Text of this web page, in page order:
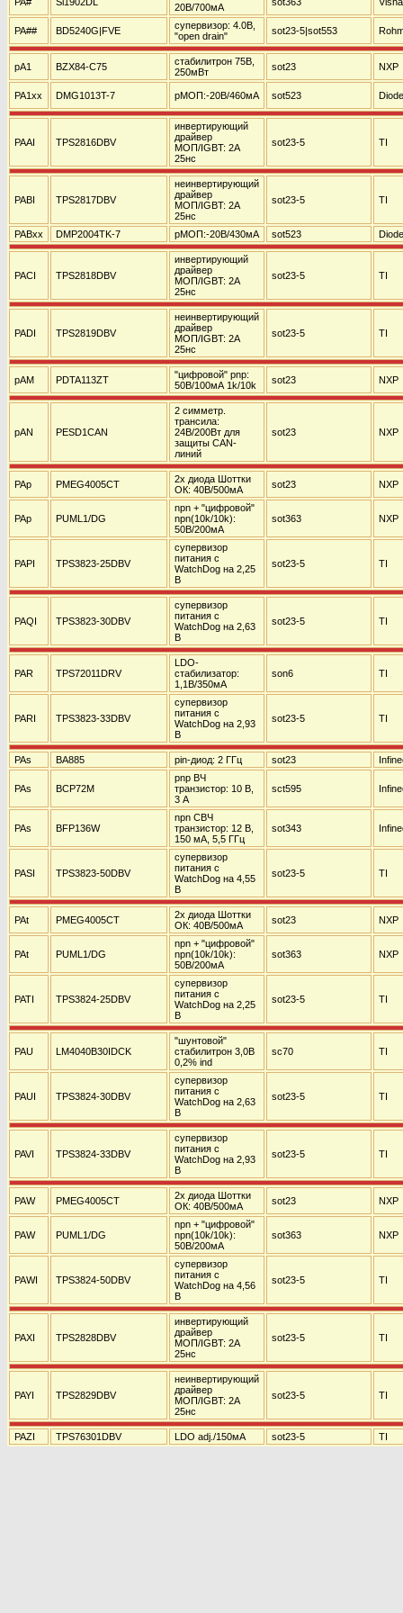
20В/700мА
PA## BD5240G|FVE
супервизор: 4.0В,
"open drain"
sot23-5|sot553
pA1 BZX84-C75
стабилитрон 75В,
250мВт
sot23 NXP
PA1xx DMG1013T-7 pМОП:-20В/460мА sot523
PAAI TPS2816DBV
инвертирующий
драйвер
МОП/IGBT: 2А
25нс
sot23-5 TI
PABI TPS2817DBV
неинвертирующий
драйвер
МОП/IGBT: 2А
25нс
sot23-5 TI
PABxx DMP2004TK-7 pМОП:-20В/430мА sot523
PACI TPS2818DBV
инвертирующий
драйвер
МОП/IGBT: 2А
25нс
sot23-5 TI
PADI TPS2819DBV
неинвертирующий
драйвер
МОП/IGBT: 2А
25нс
sot23-5 TI
pAM PDTA113ZT
"цифровой" pnp:
50В/100мА 1k/10k
sot23 NXP
pAN PESD1CAN
2 симметр.
трансила:
24В/200Вт для
защиты CAN-
линий
sot23 NXP
PAp PMEG4005CT
2х диода Шоттки
ОК: 40В/500мА
sot23 NXP
PAp PUML1/DG
npn + "цифровой"
npn(10k/10k):
50В/200мА
sot363 NXP
PAPI TPS3823-25DBV
супервизор
питания с
WatchDog на 2,25
В
sot23-5 TI
PAQI TPS3823-30DBV
супервизор
питания с
WatchDog на 2,63
В
sot23-5 TI
PAR TPS72011DRV
LDO-
стабилизатор:
1,1В/350мА
son6 TI
PARI TPS3823-33DBV
супервизор
питания с
WatchDog на 2,93
В
sot23-5 TI
PAs BA885 pin-диод: 2 ГГц sot23
PAs BCP72M
pnp ВЧ
транзистор: 10 В,
3 А
sct595
PAs BFP136W
npn СВЧ
транзистор: 12 В,
150 мА, 5,5 ГГц
sot343
PASI TPS3823-50DBV
супервизор
питания с
WatchDog на 4,55
В
sot23-5 TI
PAt PMEG4005CT
2х диода Шоттки
ОК: 40В/500мА
sot23 NXP
PAt PUML1/DG
npn + "цифровой"
npn(10k/10k):
50В/200мА
sot363 NXP
PATI TPS3824-25DBV
супервизор
питания с
WatchDog на 2,25
В
sot23-5 TI
PAU LM4040B30IDCK
"шунтовой"
стабилитрон 3,0В
0,2% ind
sc70 TI
PAUI TPS3824-30DBV
супервизор
питания с
WatchDog на 2,63
В
sot23-5 TI
PAVI TPS3824-33DBV
супервизор
питания с
WatchDog на 2,93
В
sot23-5 TI
PAW PMEG4005CT
2х диода Шоттки
ОК: 40В/500мА
sot23 NXP
PAW PUML1/DG
npn + "цифровой"
npn(10k/10k):
50В/200мА
sot363 NXP
PAWI TPS3824-50DBV
супервизор
питания с
WatchDog на 4,56
В
sot23-5 TI
PAXI TPS2828DBV
инвертирующий
драйвер
МОП/IGBT: 2А
25нс
sot23-5 TI
PAYI TPS2829DBV
неинвертирующий
драйвер
МОП/IGBT: 2А
25нс
sot23-5 TI
PAZI TPS76301DBV LDO adj./150мА sot23-5 TI